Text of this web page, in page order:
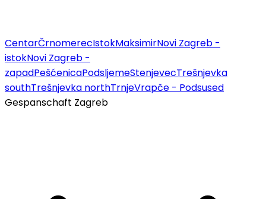
CentarČrnomerecIstokMaksimirNovi Zagreb -
istokNovi Zagreb -
zapadPešćenicaPodsljemeStenjevecTrešnjevka
southTrešnjevka northTrnjeVrapče - Podsused
Gespanschaft Zagreb